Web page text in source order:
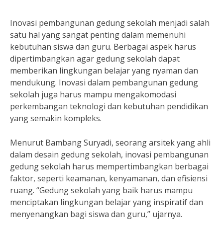
Inovasi pembangunan gedung sekolah menjadi salah
satu hal yang sangat penting dalam memenuhi
kebutuhan siswa dan guru. Berbagai aspek harus
dipertimbangkan agar gedung sekolah dapat
memberikan lingkungan belajar yang nyaman dan
mendukung. Inovasi dalam pembangunan gedung
sekolah juga harus mampu mengakomodasi
perkembangan teknologi dan kebutuhan pendidikan
yang semakin kompleks.
Menurut Bambang Suryadi, seorang arsitek yang ahli
dalam desain gedung sekolah, inovasi pembangunan
gedung sekolah harus mempertimbangkan berbagai
faktor, seperti keamanan, kenyamanan, dan efisiensi
ruang. “Gedung sekolah yang baik harus mampu
menciptakan lingkungan belajar yang inspiratif dan
menyenangkan bagi siswa dan guru,” ujarnya.